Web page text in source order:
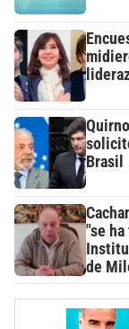
Brasil
"se
de